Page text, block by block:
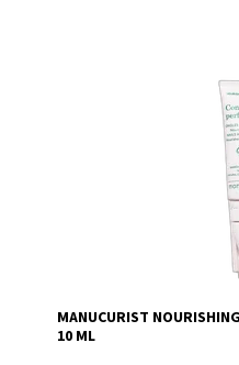
Manucurist
MANUCURIST
10 ML